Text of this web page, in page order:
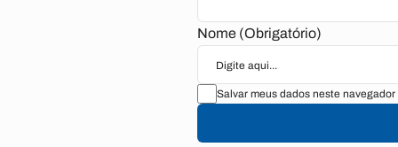
Nome (Obrigatório)
Salvar meus dados neste